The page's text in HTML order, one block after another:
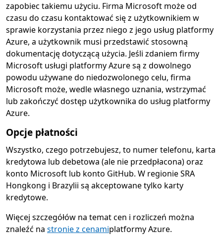
zapobiec takiemu użyciu. Firma Microsoft może od
czasu do czasu kontaktować się z użytkownikiem w
sprawie korzystania przez niego z jego usług platformy
Azure, a użytkownik musi przedstawić stosowną
dokumentację dotyczącą użycia. Jeśli zdaniem firmy
Microsoft usługi platformy Azure są z dowolnego
powodu używane do niedozwolonego celu, firma
Microsoft może, wedle własnego uznania, wstrzymać
lub zakończyć dostęp użytkownika do usług platformy
Azure.
Opcje płatności
Wszystko, czego potrzebujesz, to numer telefonu, karta
kredytowa lub debetowa (ale nie przedpłacona) oraz
konto Microsoft lub konto GitHub. W regionie SRA
Hongkong i Brazylii są akceptowane tylko karty
kredytowe.
Więcej szczegółów na temat cen i rozliczeń można
znaleźć na stronie z cenamiplatformy Azure.